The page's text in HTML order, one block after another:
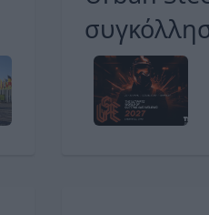
νέο σπίτι